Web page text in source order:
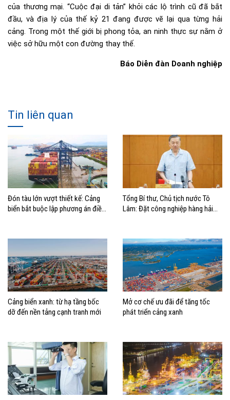
của thương mại. “Cuộc đại di tản” khỏi các lộ trình cũ đã bắt
đầu, và địa lý của thế kỷ 21 đang được vẽ lại qua từng hải
cảng. Trong một thế giới bị phong tỏa, an ninh thực sự nằm ở
việc sở hữu một con đường thay thế.
Báo Diễn đàn Doanh nghiệp
Tin liên quan
Đón tàu lớn vượt thiết kế: Cảng
biển bắt buộc lập phương án điều
Tổng Bí thư, Chủ tịch nước Tô
Lâm: Đặt công nghiệp hàng hải
biển mạnh
Cảng biển xanh: từ hạ tầng bốc
dỡ đến nền tảng cạnh tranh mới
Mở cơ chế ưu đãi để tăng tốc
phát triển cảng xanh